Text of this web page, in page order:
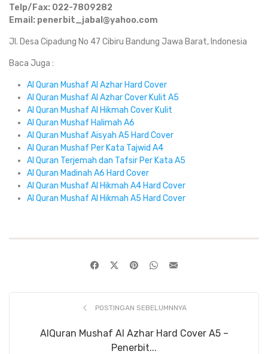
Telp/Fax: 022-7809282
Email: penerbit_jabal@yahoo.com
Jl. Desa Cipadung No 47 Cibiru Bandung Jawa Barat, Indonesia
Baca Juga :
Al Quran Mushaf Al Azhar Hard Cover
Al Quran Mushaf Al Azhar Cover Kulit A5
Al Quran Mushaf Al Hikmah Cover Kulit
Al Quran Mushaf Halimah A6
Al Quran Mushaf Aisyah A5 Hard Cover
Al Quran Mushaf Per Kata Tajwid A4
Al Quran Terjemah dan Tafsir Per Kata A5
Al Quran Madinah A6 Hard Cover
Al Quran Mushaf Al Hikmah A4 Hard Cover
Al Quran Mushaf Al Hikmah A5 Hard Cover
POSTINGAN SEBELUMNNYA
AlQuran Mushaf Al Azhar Hard Cover A5 –
Penerbit...